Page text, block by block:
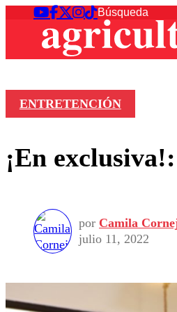
ENTRETENCIÓN
¡En
por Camila
julio 11, 2022